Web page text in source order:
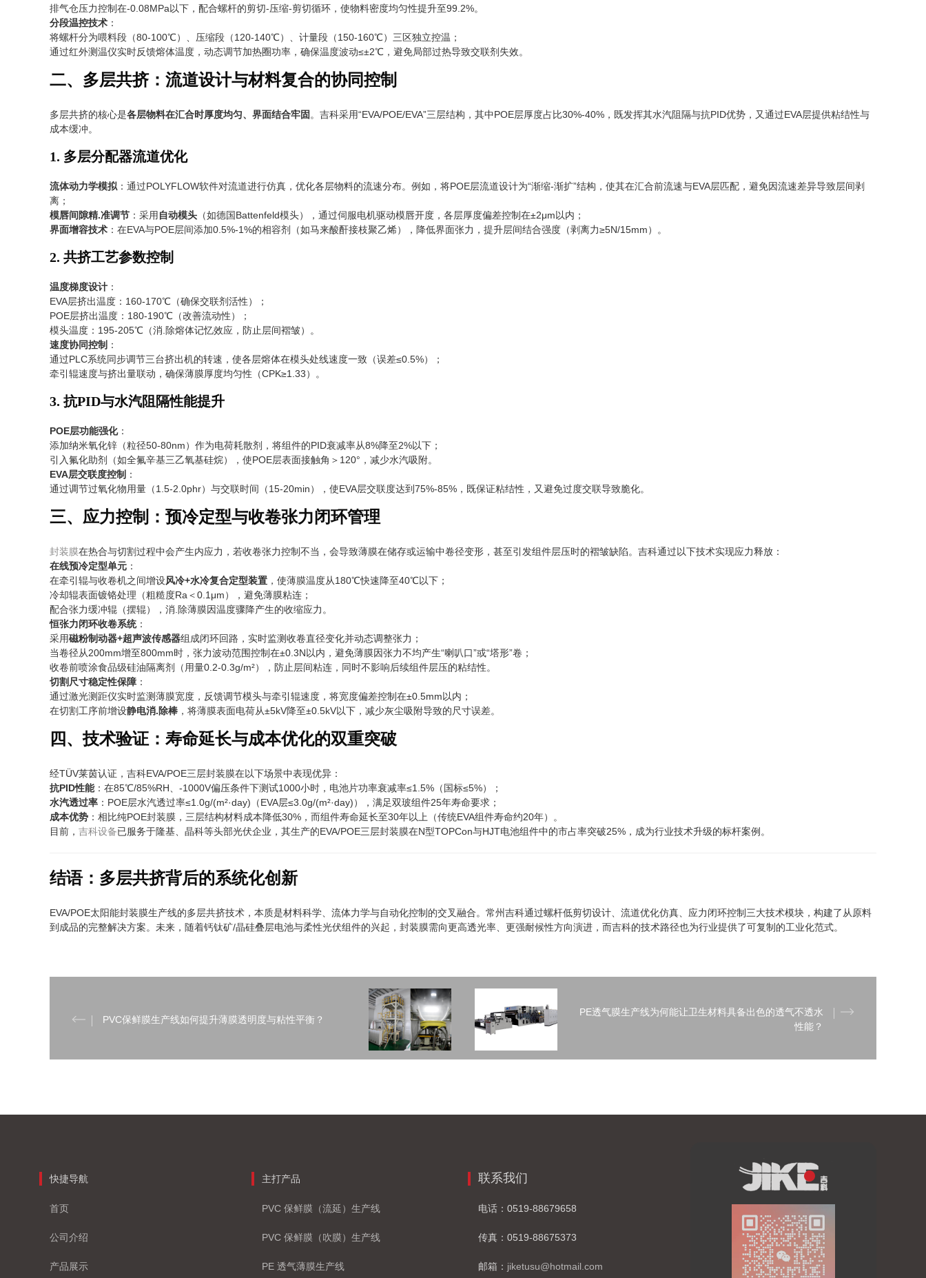
排气仓压力控制在-0.08MPa以下，配合螺杆的剪切-压缩-剪切循环，使物料密度均匀性提升至99.2%。
分段温控技术 ：
将螺杆分为喂料段（80-100℃）、压缩段（120-140℃）、计量段（150-160℃）三区独立控温；
通过红外测温仪实时反馈熔体温度，动态调节加热圈功率，确保温度波动≤±2℃，避免局部过热导致交联剂失效。
二、多层共挤：流道设计与材料复合的协同控制
多层共挤的核心是各层物料在汇合时厚度均匀、界面结合牢固 。吉科采用“EVA/POE/EVA”三层结构，其中POE层厚度占比30%-40%，既发挥其水汽阻隔与抗PID优势，又通过EVA层提供粘结性与
成本缓冲。
1. 多层分配器流道优化
流体动力学模拟 ：通过POLYFLOW软件对流道进行仿真，优化各层物料的流速分布。例如，将POE层流道设计为“渐缩-渐扩”结构，使其在汇合前流速与EVA层匹配，避免因流速差异导致层间剥
离；
模唇间隙精.准调节 ：采用 自动模头 （如德国Battenfeld模头），通过伺服电机驱动模唇开度，各层厚度偏差控制在±2μm以内；
界面增容技术 ：在EVA与POE层间添加0.5%-1%的相容剂（如马来酸酐接枝聚乙烯），降低界面张力，提升层间结合强度（剥离力≥5N/15mm）。
2. 共挤工艺参数控制
温度梯度设计 ：
EVA层挤出温度：160-170℃（确保交联剂活性）；
POE层挤出温度：180-190℃（改善流动性）；
模头温度：195-205℃（消.除熔体记忆效应，防止层间褶皱）。
速度协同控制 ：
通过PLC系统同步调节三台挤出机的转速，使各层熔体在模头处线速度一致（误差≤0.5%）；
牵引辊速度与挤出量联动，确保薄膜厚度均匀性（CPK≥1.33）。
3. 抗PID与水汽阻隔性能提升
POE层功能强化：
添加纳米氧化锌（粒径50-80nm）作为电荷耗散剂，将组件的PID衰减率从8%降至2%以下；
引入氟化助剂（如全氟辛基三乙氧基硅烷），使POE层表面接触角＞120°，减少水汽吸附。
EVA层交联度控制 ：
通过调节过氧化物用量（1.5-2.0phr）与交联时间（15-20min），使EVA层交联度达到75%-85%，既保证粘结性，又避免过度交联导致脆化。
三、应力控制：预冷定型与收卷张力闭环管理
封装膜在热合与切割过程中会产生内应力，若收卷张力控制不当，会导致薄膜在储存或运输中卷径变形，甚至引发组件层压时的褶皱缺陷。吉科通过以下技术实现应力释放：
在线预冷定型单元 ：
在牵引辊与收卷机之间增设风冷+水冷复合定型装置 ，使薄膜温度从180℃快速降至40℃以下；
冷却辊表面镀铬处理（粗糙度Ra＜0.1μm），避免薄膜粘连；
配合张力缓冲辊（摆辊），消.除薄膜因温度骤降产生的收缩应力。
恒张力闭环收卷系统：
采用磁粉制动器+超声波传感器组成闭环回路，实时监测收卷直径变化并动态调整张力；
当卷径从200mm增至800mm时，张力波动范围控制在±0.3N以内，避免薄膜因张力不均产生“喇叭口”或“塔形”卷；
收卷前喷涂食品级硅油隔离剂（用量0.2-0.3g/m²），防止层间粘连，同时不影响后续组件层压的粘结性。
切割尺寸稳定性保障 ：
通过激光测距仪实时监测薄膜宽度，反馈调节模头与牵引辊速度，将宽度偏差控制在±0.5mm以内；
在切割工序前增设静电消.除棒 ，将薄膜表面电荷从±5kV降至±0.5kV以下，减少灰尘吸附导致的尺寸误差。
四、技术验证：寿命延长与成本优化的双重突破
经TÜV莱茵认证，吉科EVA/POE三层封装膜在以下场景中表现优异：
抗PID性能：在85℃/85%RH、-1000V偏压条件下测试1000小时，电池片功率衰减率≤1.5%（国标≤5%）；
水汽透过率 ：POE层水汽透过率≤1.0g/(m²·day)（EVA层≤3.0g/(m²·day)），满足双玻组件25年寿命要求；
成本优势 ：相比纯POE封装膜，三层结构材料成本降低30%，而组件寿命延长至30年以上（传统EVA组件寿命约20年）。
目前， 吉科设备已服务于隆基、晶科等头部光伏企业，其生产的EVA/POE三层封装膜在N型TOPCon与HJT电池组件中的市占率突破25%，成为行业技术升级的标杆案例。
结语：多层共挤背后的系统化创新
EVA/POE太阳能封装膜生产线的多层共挤技术，本质是材料科学、流体力学与自动化控制的交叉融合。常州吉科通过螺杆低剪切设计、流道优化仿真、应力闭环控制三大技术模块，构建了从原料
到成品的完整解决方案。未来，随着钙钛矿/晶硅叠层电池与柔性光伏组件的兴起，封装膜需向更高透光率、更强耐候性方向演进，而吉科的技术路径也为行业提供了可复制的工业化范式。
PVC保鲜膜生产线如何提升薄膜透明度与粘性平衡？
PE透气膜生产线为何能让卫生材料具备出色的透气不透水
性能？
快捷导航
首页
公司介绍
产品展示
主打产品
PVC 保鲜膜（流延）生产线
PVC 保鲜膜（吹膜）生产线
PE 透气薄膜生产线
联系我们
电话：0519-88679658
传真：0519-88675373
邮箱： jiketusu@hotmail.com